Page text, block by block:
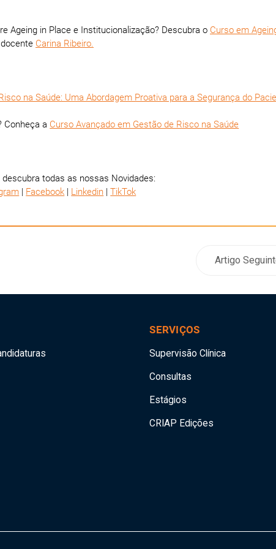
Ageing in Place e Institucionalização? Descubra o Curso em
Carina Ribeiro.
na Saúde: Uma Abordagem Proativa para a Segurança do
Conheça a Curso Avançado em Gestão de Risco na Saúde
descubra todas as nossas Novidades:
| Facebook | Linkedin |TikTok
Artigo
SERVIÇOS
Supervisão Clínica
Consultas
Estágios
CRIAP Edições